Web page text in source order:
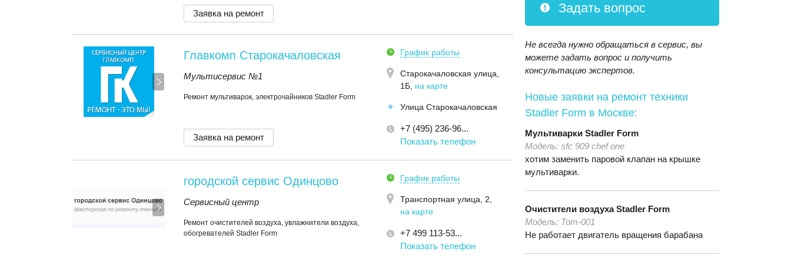
Заявка на ремонт
Главкомп Старокачаловская
Мультисервис №1
Ремонт мультиварок, электрочайников Stadler Form
График работы
Старокачаловская улица,
1Б на карте
Улица Старокачаловская
+7 (495) 236-96...
Показать телефон
Заявка на ремонт
городской сервис Одинцово
Сервисный центр
Ремонт очистителей воздуха, увлажнители воздуха,
обогревателей Stadler Form
График работы
Транспортная улица, 2
на карте
+7 499 113-53...
Показать телефон
Задать вопрос
Не всегда нужно обращаться в сервис, вы
можете задать вопрос и получить
консультацию экспертов.
Новые заявки на ремонт техники
Stadler Form в Москве:
Мультиварки Stadler Form
Модель: sfc 909 chef one
хотим заменить паровой клапан на крышке
мультиварки.
Очистители воздуха Stadler Form
Модель: Tom-001
Не работает двигатель вращения барабана